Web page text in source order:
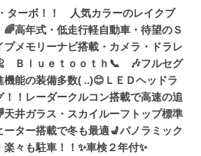
ーボ！！ 人気カラーのレイクブ
高年式・低走行軽自動車・待望のＳ
プメモリーナビ搭載・カメラ・ドラレ
Ｂｌｕｅｔｏｏｔｈ📞 🎶フルセグ
機能の装備多数( ..)😊ＬＥＤヘッドラ
！！レーダークルコン搭載で高速の追
天井ガラス・スカイルーフトップ標準
ター搭載で冬も最適💺パノラミック
々も駐車！！✨車検２年付✨